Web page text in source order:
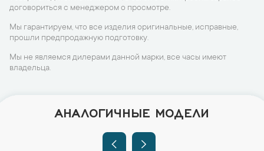
договориться с менеджером о просмотре.
Мы гарантируем, что все изделия оригинальные, исправные,
прошли предпродажную подготовку.
Мы не являемся дилерами данной марки, все часы имеют
владельца.
АНАЛОГИЧНЫЕ МОДЕЛИ